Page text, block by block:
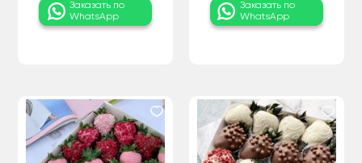
Заказать по
WhatsApp
Заказать по
WhatsApp